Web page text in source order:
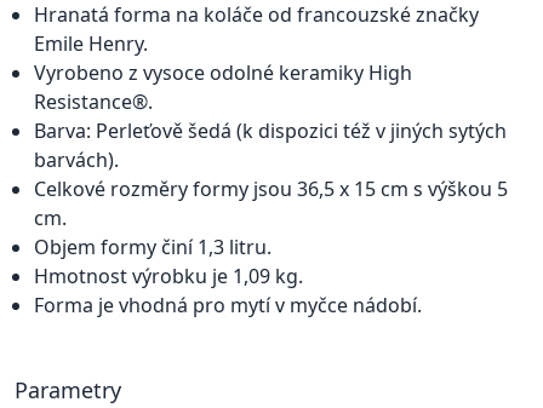
Hranatá forma na koláče od francouzské značky
Emile Henry.
Vyrobeno z vysoce odolné keramiky High
Resistance®.
Barva: Perleťově šedá (k dispozici též v jiných sytých
barvách).
Celkové rozměry formy jsou 36,5 x 15 cm s výškou 5
cm.
Objem formy činí 1,3 litru.
Hmotnost výrobku je 1,09 kg.
Forma je vhodná pro mytí v myčce nádobí.
Parametry